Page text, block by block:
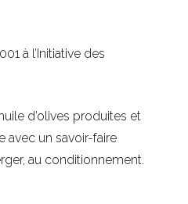
à l’Initiative des
d’olives produites et
avec un savoir-faire
au conditionnement.